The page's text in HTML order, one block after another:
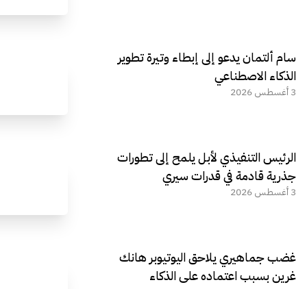
سام ألتمان يدعو إلى إبطاء وتيرة تطوير
الذكاء الاصطناعي
3 أغسطس 2026
الرئيس التنفيذي لأبل يلمح إلى تطورات
جذرية قادمة في قدرات سيري
3 أغسطس 2026
غضب جماهيري يلاحق اليوتيوبر هانك
غرين بسبب اعتماده على الذكاء